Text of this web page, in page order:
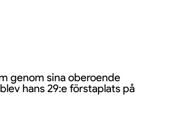
genom sina oberoende
hans 29:e förstaplats på